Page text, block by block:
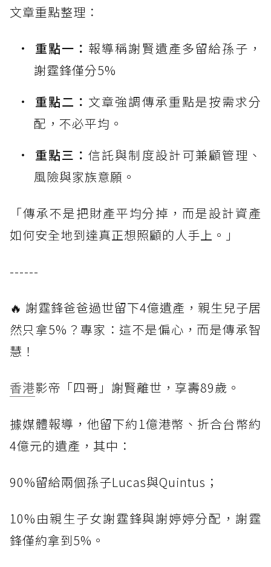
文章重點整理：
重點一： 報導稱謝賢遺產多留給孫子，
謝霆鋒僅分5%
重點二： 文章強調傳承重點是按需求分
配，不必平均。
重點三：信託與制度設計可兼顧管理、
風險與家族意願。
「傳承不是把財產平均分掉，而是設計資產
如何安全地到達真正想照顧的人手上。」
------
🔥 謝霆鋒爸爸過世留下4億遺產，親生兒子居
然只拿5%？專家：這不是偏心，而是傳承智
慧！
香港影帝「四哥」謝賢離世，享壽89歲。
據媒體報導，他留下約1億港幣、折合台幣約
4億元的遺產，其中：
90%留給兩個孫子Lucas與Quintus；
10%由親生子女謝霆鋒與謝婷婷分配，謝霆
鋒僅約拿到5%。